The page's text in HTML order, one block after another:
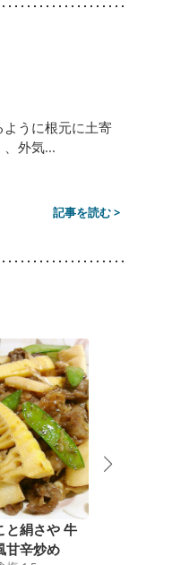
うに根元に土寄
外気...
記事を読む >
と絹さや 牛
甘辛炒め